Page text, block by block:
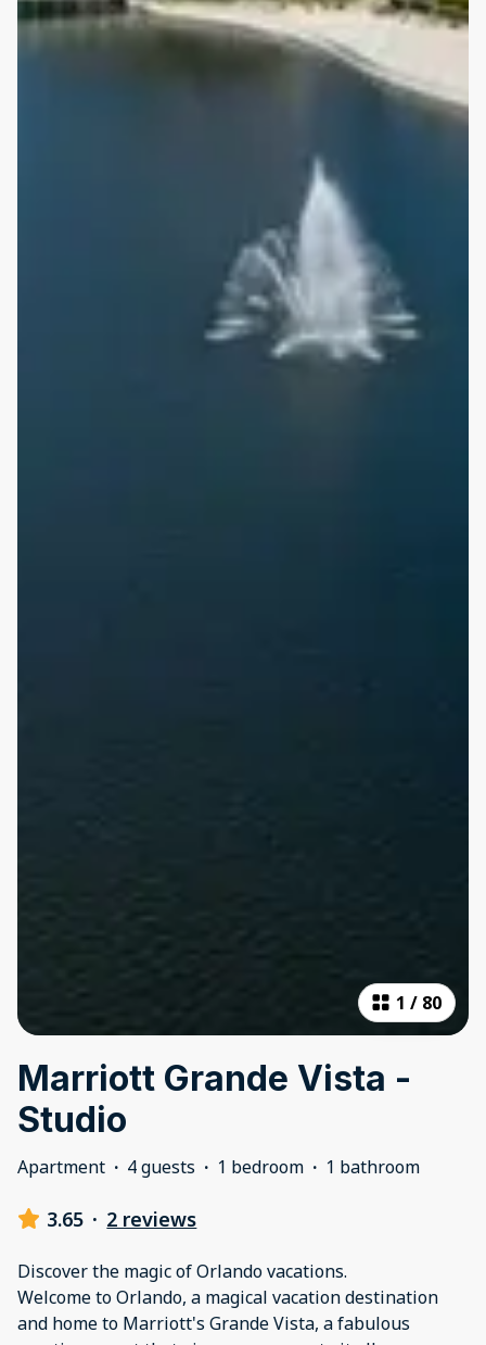
1 / 80
Marriott Grande Vista -
Studio
Apartment · 4 guests · 1 bedroom · 1 bathroom
3.65 · 2 reviews
Discover the magic of Orlando vacations.
Welcome to Orlando, a magical vacation destination
and home to Marriott's Grande Vista, a fabulous